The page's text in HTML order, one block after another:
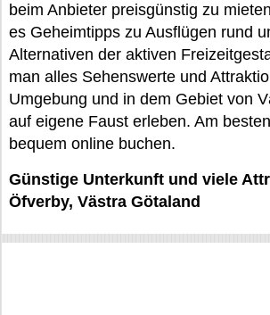
beim Anbieter preisgünstig zu
es Geheimtipps zu Ausflügen rund
Alternativen der aktiven
man alles Sehenswerte und
Umgebung und in dem Gebiet von
auf eigene Faust erleben. Am
bequem online buchen.
Günstige Unterkunft und viele
Öfverby, Västra Götaland